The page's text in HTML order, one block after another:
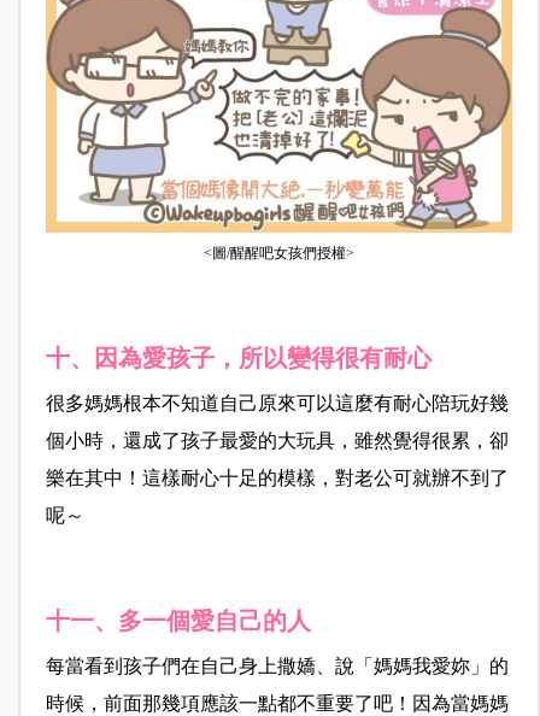
<圖/醒醒吧女孩們授權>
十、因為愛孩子，所以變得很有耐心
很多媽媽根本不知道自己原來可以這麼有耐心陪玩好幾
個小時，還成了孩子最愛的大玩具，雖然覺得很累，卻
樂在其中！這樣耐心十足的模樣，對老公可就辦不到了
呢～
十一、多一個愛自己的人
每當看到孩子們在自己身上撒嬌、說「媽媽我愛妳」的
時候，前面那幾項應該一點都不重要了吧！因為當媽媽